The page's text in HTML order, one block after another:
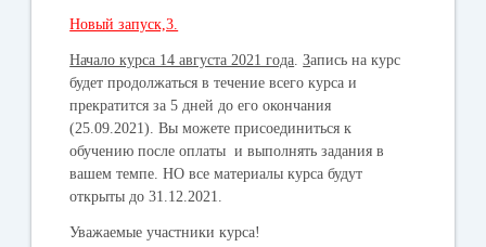
Новый запуск,3.
Начало курса 14 августа 2021 года .Запись на курс
будет продолжаться в течение всего курса и
прекратится за 5 дней до его окончания
(25.09.2021). Вы можете присоединиться к
обучению после оплаты и выполнять задания в
вашем темпе. НО все материалы курса будут
открыты до 31.12.2021.
Уважаемые участники курса!